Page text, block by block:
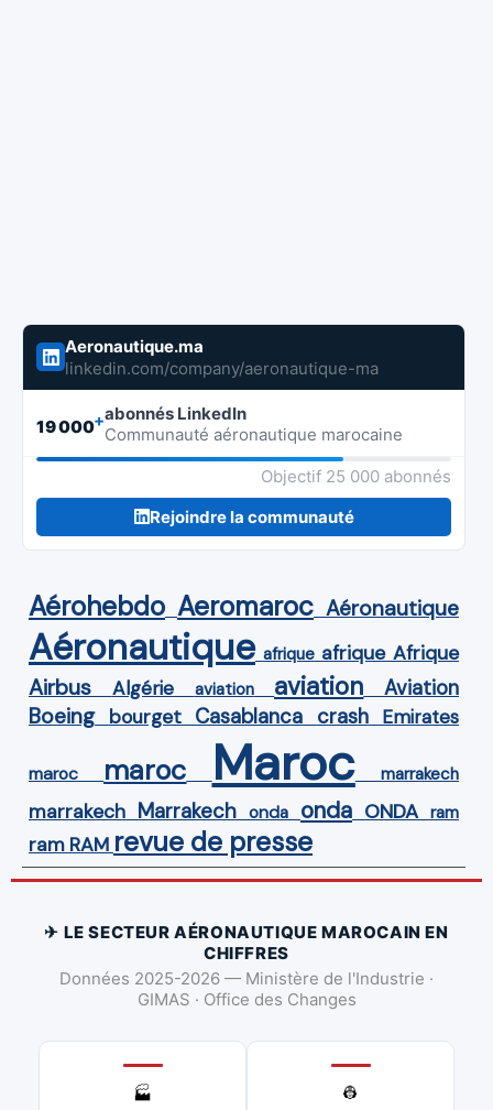
Aeronautique.ma
linkedin.com/company/aeronautique-ma
19 000+abonnés LinkedIn
Communauté aéronautique marocaine
Objectif 25 000 abonnés
Rejoindre la communauté
Aérohebdo Aeromaroc Aéronautique
Aéronautique afrique afrique Afrique
Airbus Algérie aviation aviation Aviation
Boeing bourget Casablanca crash Emirates
maroc maroc Maroc marrakech
marrakech Marrakech onda onda ONDA ram
ram RAM revue de presse
✈ LE SECTEUR AÉRONAUTIQUE MAROCAIN EN
CHIFFRES
Données 2025-2026 — Ministère de l'Industrie ·
GIMAS · Office des Changes
🏭
👷